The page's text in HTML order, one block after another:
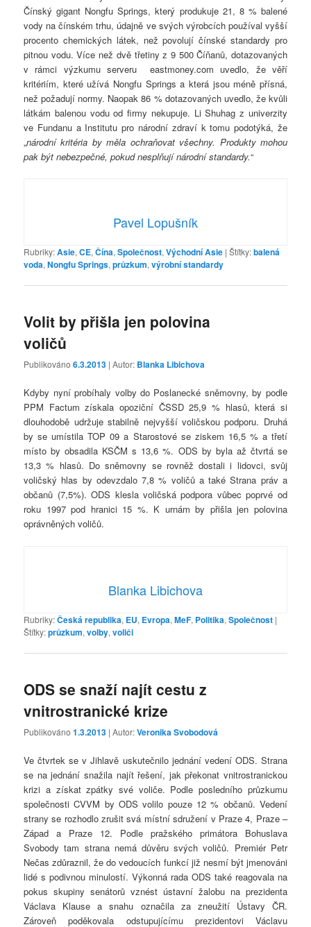
Čínský gigant Nongfu Springs, který produkuje 21, 8 % balené
vody na čínském trhu, údajně ve svých výrobcích používal vyšší
procento chemických látek, než povolují čínské standardy pro
pitnou vodu. Více než dvě třetiny z 9 500 Číňanů, dotazovaných
v rámci výzkumu serveru eastmoney.com uvedlo, že věří
kritériím, které užívá Nongfu Springs a která jsou méně přísná,
než požadují normy. Naopak 86 % dotazovaných uvedlo, že kvůli
látkám balenou vodu od firmy nekupuje. Li Shuhag z univerzity
ve Fundanu a Institutu pro národní zdraví k tomu podotýká, že
„národní kritéria by měla ochraňovat všechny. Produkty mohou
pak být nebezpečné, pokud nesplňují národní standardy.“
Pavel Lopušník
Rubriky:Asie,CE,Čína,Společnost,Východní Asie |Štítky:balená
voda,Nongfu Springs,průzkum,výrobní standardy
Volit by přišla jen polovina
voličů
Publikováno6.3.2013 | Autor: Blanka Libichova
Kdyby nyní probíhaly volby do Poslanecké sněmovny, by podle
PPM Factum získala opoziční ČSSD 25,9 % hlasů, která si
dlouhodobě udržuje stabilně nejvyšší voličskou podporu. Druhá
by se umístila TOP 09 a Starostové se ziskem 16,5 % a třetí
místo by obsadila KSČM s 13,6 %. ODS by byla až čtvrtá se
13,3 % hlasů. Do sněmovny se rovněž dostali i lidovci, svůj
voličský hlas by odevzdalo 7,8 % voličů a také Strana práv a
občanů (7,5%). ODS klesla voličská podpora vůbec poprvé od
roku 1997 pod hranici 15 %. K urnám by přišla jen polovina
oprávněných voličů.
Blanka Libichova
Rubriky:Česká republika, EU, Evropa,MeF, Politika,Společnost |
Štítky:průzkum,volby,voliči
ODS se snaží najít cestu z
vnitrostranické krize
Publikováno1.3.2013 | Autor:Veronika Svobodová
Ve čtvrtek se v Jihlavě uskutečnilo jednání vedení ODS. Strana
se na jednání snažila najít řešení, jak překonat vnitrostranickou
krizi a získat zpátky své voliče. Podle posledního průzkumu
společnosti CVVM by ODS volilo pouze 12 % občanů. Vedení
strany se rozhodlo zrušit svá místní sdružení v Praze 4, Praze –
Západ a Praze 12. Podle pražského primátora Bohuslava
Svobody tam strana nemá důvěru svých voličů. Premiér Petr
Nečas zdůraznil, že do vedoucích funkcí již nesmí být jmenováni
lidé s podivnou minulostí. Výkonná rada ODS také reagovala na
pokus skupiny senátorů vznést ústavní žalobu na prezidenta
Václava Klause a snahu označila za zneužití Ústavy ČR.
Zároveň poděkovala odstupujícímu prezidentovi Václavu